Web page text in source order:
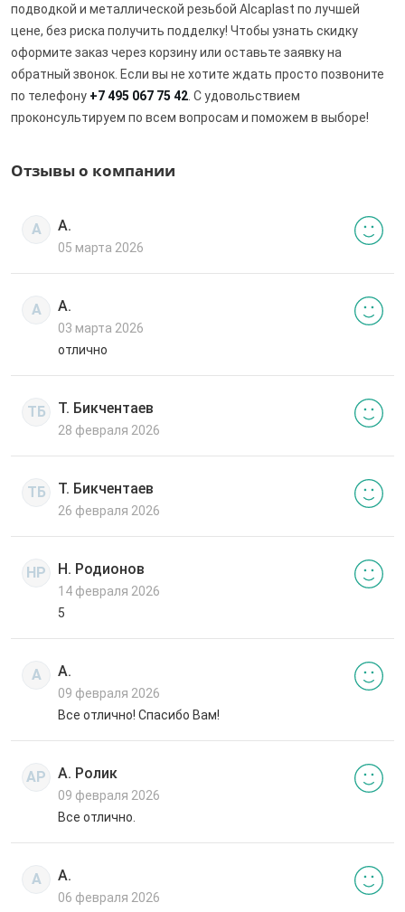
подводкой и металлической резьбой Alcaplast по лучшей
цене, без риска получить подделку! Чтобы узнать скидку
оформите заказ через корзину или оставьте заявку на
обратный звонок. Если вы не хотите ждать просто позвоните
по телефону +7 495 067 75 42 . С удовольствием
проконсультируем по всем вопросам и поможем в выборе!
Отзывы о компании
А А.
05 марта 2026
А А.
03 марта 2026
отлично
ТБ Т. Бикчентаев
28 февраля 2026
ТБ Т. Бикчентаев
26 февраля 2026
НР Н. Родионов
14 февраля 2026
5
А А.
09 февраля 2026
Все отлично! Спасибо Вам!
АР А. Ролик
09 февраля 2026
Все отлично.
А А.
06 февраля 2026